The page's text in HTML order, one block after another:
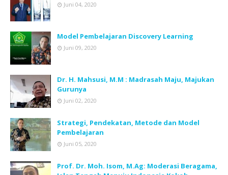
Juni 04, 2020
Model Pembelajaran Discovery Learning
Juni 09, 2020
Dr. H. Mahsusi, M.M : Madrasah Maju, Majukan
Gurunya
Juni 02, 2020
Strategi, Pendekatan, Metode dan Model
Pembelajaran
Juni 05, 2020
Prof. Dr. Moh. Isom, M.Ag: Moderasi Beragama,